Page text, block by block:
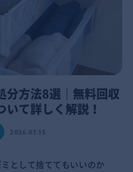
分方法8選｜無料回収
いて詳しく解説！
ミとして捨ててもいいのか